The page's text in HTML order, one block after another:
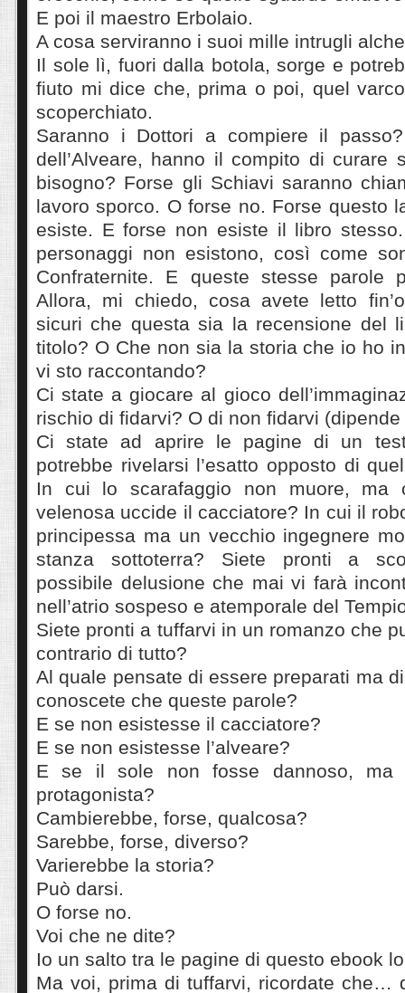
E poi il maestro Erbolaio.
A cosa serviranno i suoi mille intrugli
Il sole lì, fuori dalla botola, sorge e
fiuto mi dice che, prima o poi, quel
scoperchiato.
Saranno i Dottori a compiere il
dell’Alveare, hanno il compito di curare
bisogno? Forse gli Schiavi saranno
lavoro sporco. O forse no. Forse questo
esiste. E forse non esiste il libro
personaggi non esistono, così come
Confraternite. E queste stesse parole
Allora, mi chiedo, cosa avete letto
sicuri che questa sia la recensione del
titolo? O Che non sia la storia che io ho
vi sto raccontando?
Ci state a giocare al gioco
rischio di fidarvi? O di non fidarvi
Ci state ad aprire le pagine di un
potrebbe rivelarsi l’esatto opposto di
In cui lo scarafaggio non muore, ma
velenosa uccide il cacciatore? In cui il
principessa ma un vecchio ingegnere
stanza sottoterra? Siete pronti a
possibile delusione che mai vi farà
nell’atrio sospeso e atemporale del
Siete pronti a tuffarvi in un romanzo che
contrario di tutto?
Al quale pensate di essere preparati ma
conoscete che queste parole?
E se non esistesse il cacciatore?
E se non esistesse l’alveare?
E se il sole non fosse dannoso,
protagonista?
Cambierebbe, forse, qualcosa?
Sarebbe, forse, diverso?
Varierebbe la storia?
Può darsi.
O forse no.
Voi che ne dite?
Io un salto tra le pagine di questo ebook
Ma voi, prima di tuffarvi, ricordate che…